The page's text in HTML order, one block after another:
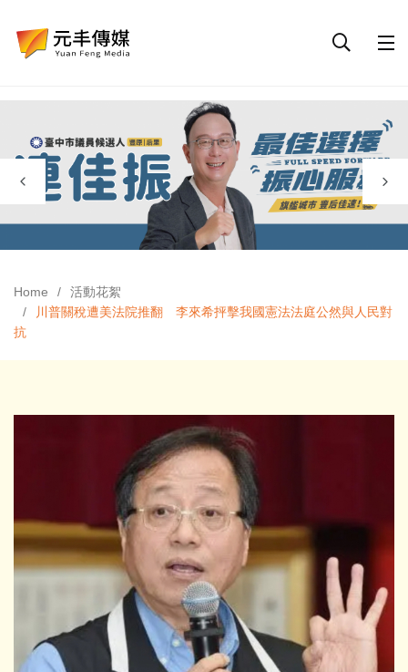
Home
活動花絮
川普關稅遭美法院推翻 李來希抨擊我國憲法法庭公然與人民對
抗